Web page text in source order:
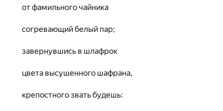
от фамильного чайника
согревающий белый пар;
завернувшись в шлафрок
цвета высушенного шафрана,
крепостного звать будешь: